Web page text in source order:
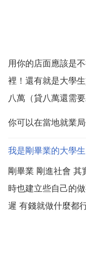
用你的店面應該是
裡！還有就是大學
八萬（貸八萬還需
你可以在當地就業
剛畢業 剛進社會 其
時也建立些自己的
遲 有錢就做什麼都